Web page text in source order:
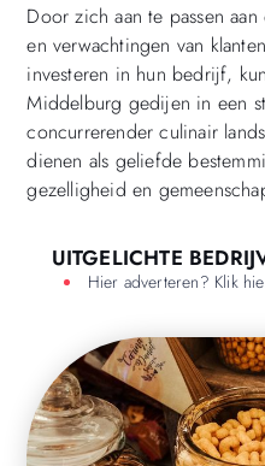
Door zich aan te passen
en verwachtingen van
investeren in hun bedrijf,
Middelburg gedijen in een
concurrerender culinair
dienen als geliefde
gezelligheid en
UITGELICHTE
Hier adverteren? Klik